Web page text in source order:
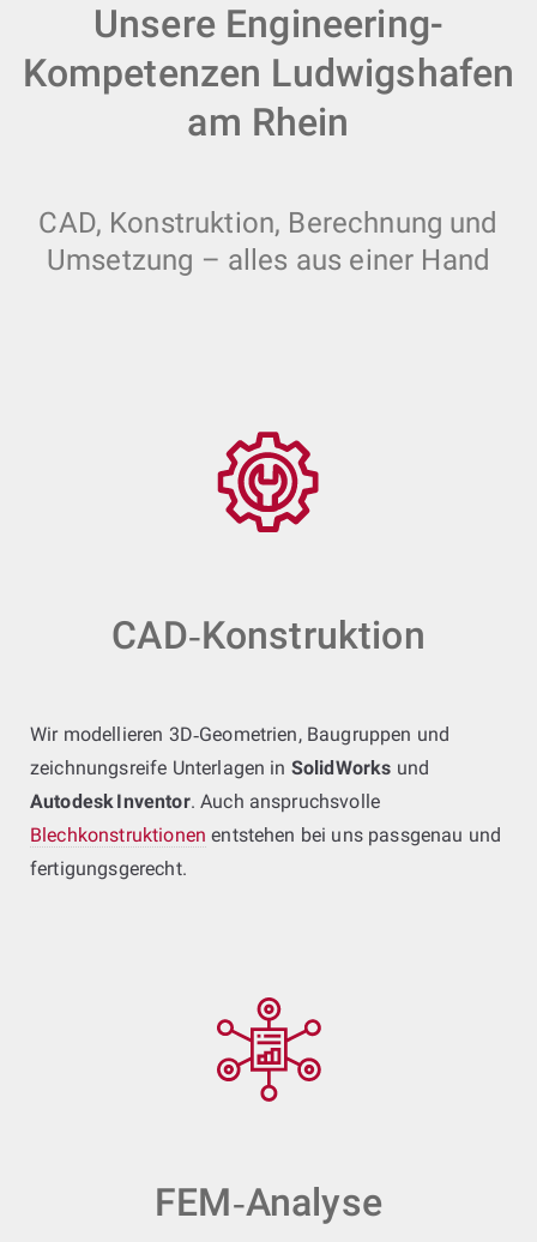
Unsere Engineering-
Kompetenzen Ludwigshafen
am Rhein
CAD, Konstruktion, Berechnung und
Umsetzung – alles aus einer Hand
CAD‑Konstruktion
Wir modellieren 3D‑Geometrien, Baugruppen und
zeichnungsreife Unterlagen in SolidWorks und
Autodesk Inventor. Auch anspruchsvolle
Blechkonstruktionen entstehen bei uns passgenau und
fertigungsgerecht.
FEM‑Analyse